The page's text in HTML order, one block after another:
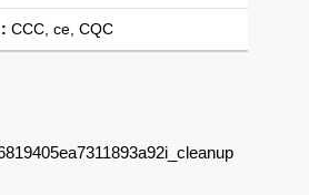
CCC, ce, CQC